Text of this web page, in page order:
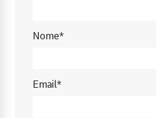
Nome*
Email*